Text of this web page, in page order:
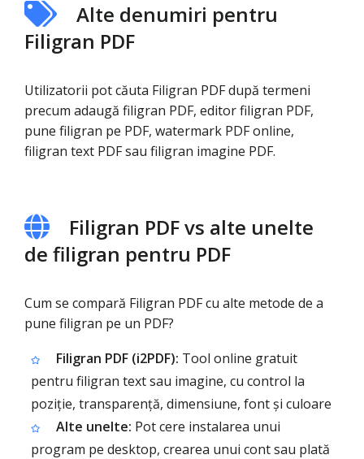
Alte denumiri pentru
Filigran PDF
Utilizatorii pot căuta Filigran PDF după termeni
precum adaugă filigran PDF, editor filigran PDF,
pune filigran pe PDF, watermark PDF online,
filigran text PDF sau filigran imagine PDF.
Filigran PDF vs alte unelte
de filigran pentru PDF
Cum se compară Filigran PDF cu alte metode de a
pune filigran pe un PDF?
Filigran PDF (i2PDF): Tool online gratuit
pentru filigran text sau imagine, cu control la
poziție, transparență, dimensiune, font și culoare
Alte unelte: Pot cere instalarea unui
program pe desktop, crearea unui cont sau plată